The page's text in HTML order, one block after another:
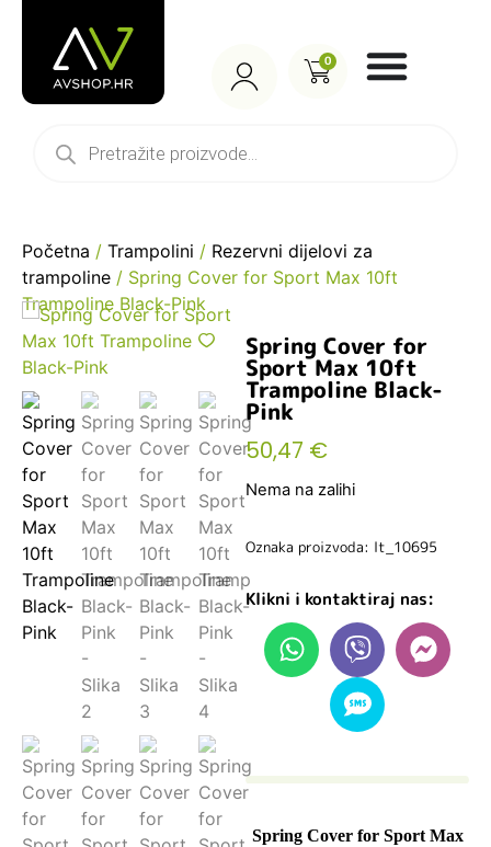
0
Početna / Trampolini / Rezervni dijelovi za
trampoline / Spring Cover for Sport Max 10ft
Trampoline Black-Pink
Spring Cover for
Sport Max 10ft
Trampoline Black-
Pink
50,47 €
Nema na zalihi
Oznaka proizvoda: lt_10695
Klikni i kontaktiraj nas:
Spring Cover for Sport Max